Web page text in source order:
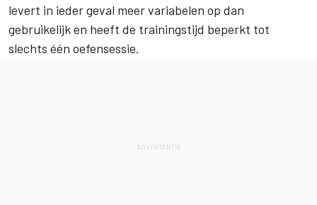
levert in ieder geval meer variabelen op dan
gebruikelijk en heeft de trainingstijd beperkt tot
slechts één oefensessie.